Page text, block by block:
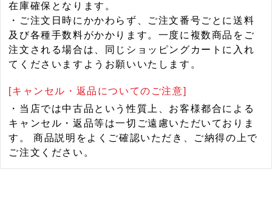
在庫確保となります。
・ご注文日時にかかわらず、ご注文番号ごとに送料
及び各種手数料がかかります。一度に複数商品をご
注文される場合は、同じショッピングカートに入れ
てくださいますようお願いいたします。
[キャンセル・返品についてのご注意]
・当店では中古品という性質上、お客様都合による
キャンセル・返品等は一切ご遠慮いただいておりま
す。 商品説明をよくご確認いただき、ご納得の上で
ご注文ください。